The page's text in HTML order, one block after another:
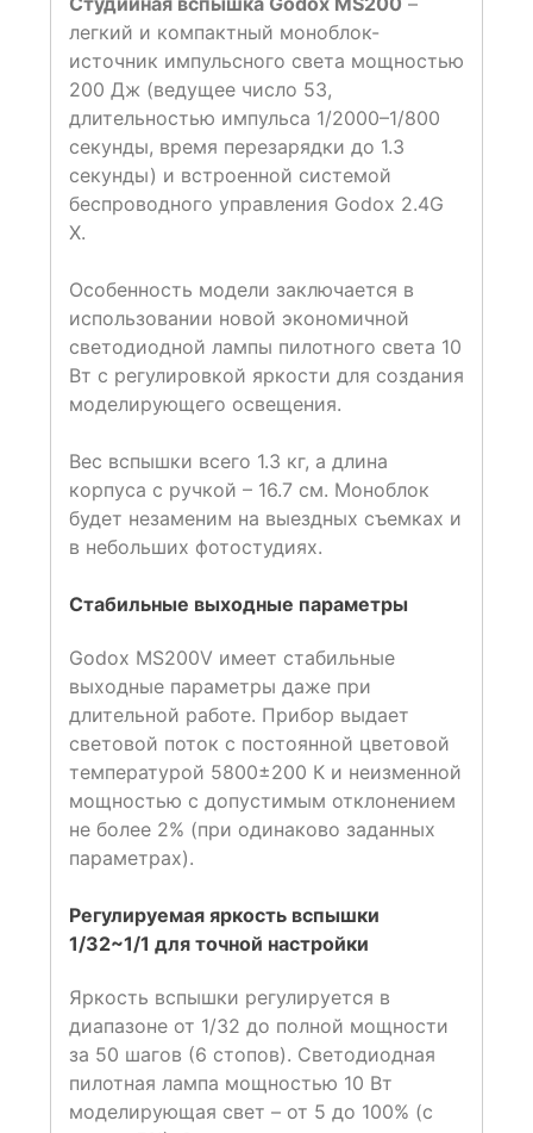
легкий и компактный моноблок-
источник импульсного света мощностью
200 Дж (ведущее число 53,
длительностью импульса 1/2000–1/800
секунды, время перезарядки до 1.3
секунды) и встроенной системой
беспроводного управления Godox 2.4G
X.
Особенность модели заключается в
использовании новой экономичной
светодиодной лампы пилотного света 10
Вт с регулировкой яркости для создания
моделирующего освещения.
Вес вспышки всего 1.3 кг, а длина
корпуса с ручкой – 16.7 см. Моноблок
будет незаменим на выездных съемках и
в небольших фотостудиях.
Стабильные выходные параметры
Godox MS200V имеет стабильные
выходные параметры даже при
длительной работе. Прибор выдает
световой поток с постоянной цветовой
температурой 5800±200 К и неизменной
мощностью с допустимым отклонением
не более 2% (при одинаково заданных
параметрах).
Регулируемая яркость вспышки
1/32~1/1 для точной настройки
Яркость вспышки регулируется в
диапазоне от 1/32 до полной мощности
за 50 шагов (6 стопов). Светодиодная
пилотная лампа мощностью 10 Вт
моделирующая свет – от 5 до 100% (с